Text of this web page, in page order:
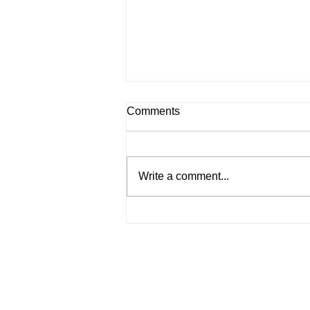
Spikes Asia 2026
Comments
Write a comment...